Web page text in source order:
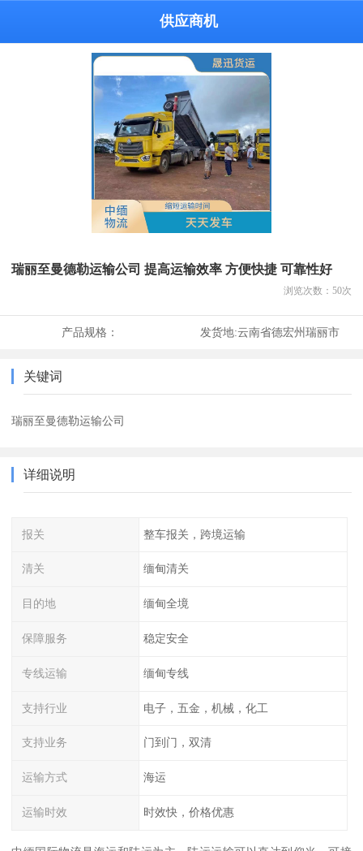
供应商机
瑞丽至曼德勒运输公司 提高运输效率 方便快捷 可靠性好
浏览次数： 50次
产品规格： 发货地:云南省德宏州瑞丽市
关键词
瑞丽至曼德勒运输公司
详细说明
报关 整车报关，跨境运输
清关 缅甸清关
目的地 缅甸全境
保障服务 稳定安全
专线运输 缅甸专线
支持行业 电子，五金，机械，化工
支持业务 门到门，双清
运输方式 海运
运输时效 时效快，价格优惠